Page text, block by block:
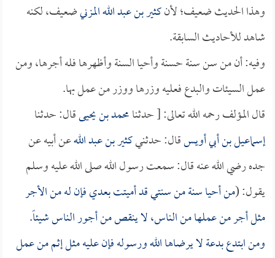
وهذا الحديث ضعيف؛ لأنكثير بن عبد الله المزنيضعيف، لكنه
شاهد للأحاديث السابقة.
وفيه: أن من سن سنة حسنة وأحيا السنة وأظهرها فله أجرها، ومن
عمل السيئات والبدع فعليه وزرها ووزر من عمل بها.
قال المؤلف رحمه الله تعالى: [ حدثنامحمد بن يحيىقال: حدثنا
إسماعيل بن أبي أويسقال: حدثنيكثير بن عبد اللهعن أبيه عن
جده رضي الله عنه قال: سمعت رسول الله صلى الله عليه وسلم
يقول: (من أحيا سنة من سنتي قد أميتت بعدي فإن له من الأجر
مثل أجر من عملها من الناس، لا ينقص من أجور الناس شيئاً.
ومن ابتدع بدعة لا يرضاها الله ورسوله فإن عليه مثل إثم من عمل